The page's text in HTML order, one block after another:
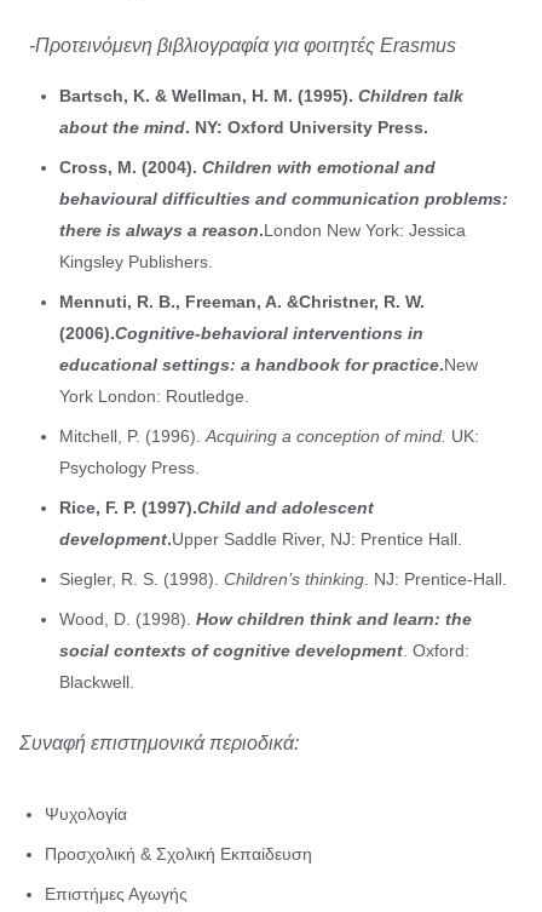
-Προτεινόμενη βιβλιογραφία για φοιτητές Erasmus
Bartsch, K. & Wellman, H. M. (1995). Children talk
about the mind. NY: Oxford University Press.
Cross, M. (2004). Children with emotional and
behavioural difficulties and communication problems:
there is always a reason.London New York: Jessica
Kingsley Publishers.
Mennuti, R. B., Freeman, A. &Christner, R. W.
(2006).Cognitive-behavioral interventions in
educational settings: a handbook for practice.New
York London: Routledge.
Mitchell, P. (1996).Acquiring a conception of mind. UK:
Psychology Press.
Rice, F. P. (1997).Child and adolescent
development.Upper Saddle River, NJ: Prentice Hall.
Siegler, R. S. (1998). Children’s thinking. NJ: Prentice-Hall.
Wood, D. (1998). How children think and learn: the
social contexts of cognitive development. Oxford:
Blackwell.
Συναφή επιστημονικά περιοδικά:
Ψυχολογία
Προσχολική & Σχολική Εκπαίδευση
Επιστήμες Αγωγής